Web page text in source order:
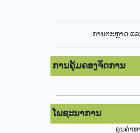
ການຕະຫຼາດ ແ
ການຄຸ້ມຄອງຈັດການ
ໂພຊະນາການ
ຄຸນຄ່າທ